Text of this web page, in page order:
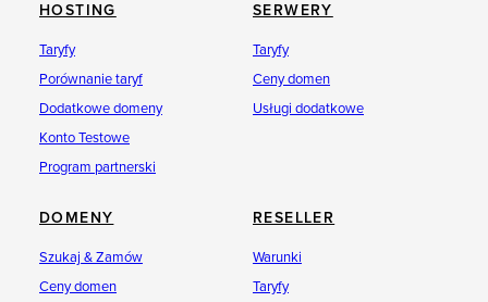
HOSTING
Taryfy
Porównanie taryf
Dodatkowe domeny
Konto Testowe
Program partnerski
SERWERY
Taryfy
Ceny domen
Usługi dodatkowe
DOMENY
Szukaj & Zamów
Ceny domen
RESELLER
Warunki
Taryfy